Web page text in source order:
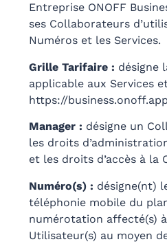
Entreprise ONOFF
ses Collaborateurs
Numéros et les Services.
Grille Tarifaire : désigne
applicable aux Services
https://
Manager : désigne un
les droits
et les droits d’accès à la
Numéro(s) : désigne(nt)
téléphonie mobile du
numérotation affecté(s)
Utilisateur(s) au moyen